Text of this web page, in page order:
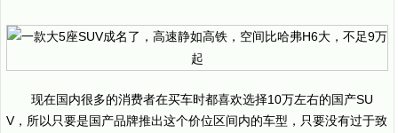
现在国内很多的消费者在买车时都喜欢选择10万左右的国产SU
V，所以只要是国产品牌推出这个价位区间内的车型，只要没有过于致